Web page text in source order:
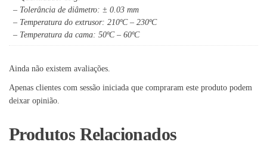
– Tolerância de diâmetro: ± 0.03 mm
– Temperatura do extrusor: 210ºC – 230ºC
– Temperatura da cama: 50ºC – 60ºC
Ainda não existem avaliações.
Apenas clientes com sessão iniciada que compraram este produto podem
deixar opinião.
Produtos Relacionados